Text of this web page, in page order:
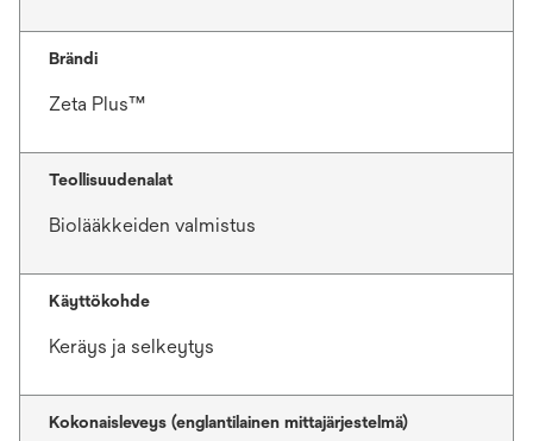
Brändi
Zeta Plus™
Teollisuudenalat
Biolääkkeiden valmistus
Käyttökohde
Keräys ja selkeytys
Kokonaisleveys (englantilainen mittajärjestelmä)